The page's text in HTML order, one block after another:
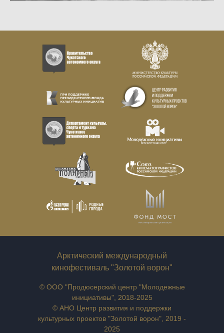
Арктический международный
кинофестиваль "Золотой ворон"
© ООО "Продюсерский центр "Молодежные
инициативы", 2018-2025
© АНО Центр развития и поддержки
культурных проектов "Золотой ворон", 2019 -
2025